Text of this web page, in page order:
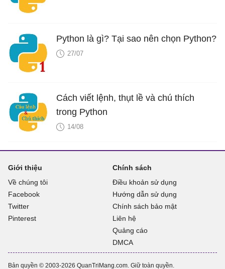
Python là gì? Tại sao nên chọn Python?
27/07
Cách viết lệnh, thụt lề và chú thích
trong Python
14/08
Giới thiệu
Về chúng tôi
Facebook
Twitter
Pinterest
Chính sách
Điều khoản sử dụng
Hướng dẫn sử dụng
Chính sách bảo mật
Liên hệ
Quảng cáo
DMCA
Bản quyền © 2003-2026 QuanTriMang.com. Giữ toàn quyền.